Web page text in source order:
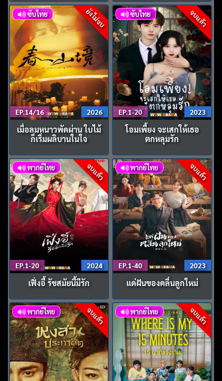
ยังไม่จบ
ซับไทย
EP.14/16 2026
เมื่อลมหนาวพัดผ่าน ใบไม้
ก็เริ่มผลิบานในใจ
จบแล้ว
ซับไทย
EP.1-20 2023
โอมเพี้ยง จะเสกให้เธอ
ตกหลุมรัก
จบแล้ว
พากย์ไทย
EP.1-20 2024
เฟิ่งอี้ รัชสมัยนี้มีรัก
จบแล้ว
พากย์ไทย
EP.1-40 2023
แด่ฝันของคลื่นลูกใหม่
จบแล้ว
พากย์ไทย จบแล้ว
พากย์ไทย